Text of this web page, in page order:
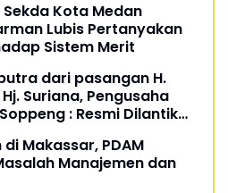
Sekda Kota Medan
Lubis Pertanyakan
Sistem Merit
dari pasangan H.
Suriana, Pengusaha
: Resmi Dilantik
di Makassar, PDAM
Manajemen dan